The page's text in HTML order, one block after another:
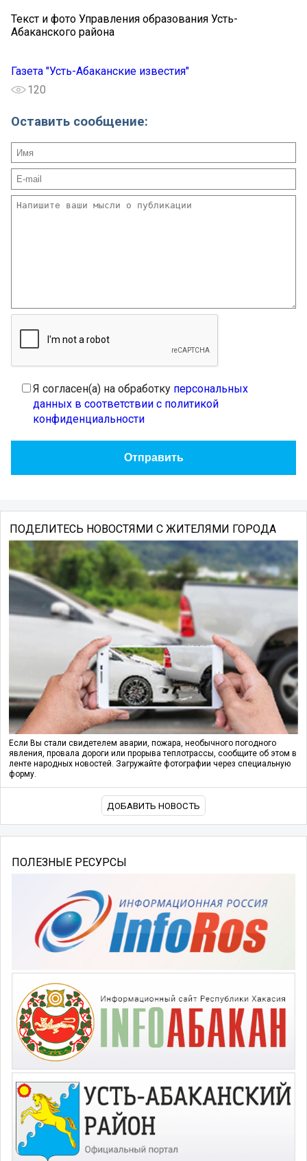
Текст и фото Управления образования Усть-
Абаканского района
Газета "Усть-Абаканские известия"
120
Оставить сообщение:
Я согласен(а) на обработку персональных
данных в соответствии с политикой
конфиденциальности
ПОДЕЛИТЕСЬ НОВОСТЯМИ С ЖИТЕЛЯМИ ГОРОДА
Если Вы стали свидетелем аварии, пожара, необычного погодного
явления, провала дороги или прорыва теплотрассы, сообщите об этом в
ленте народных новостей. Загружайте фотографии через специальную
форму.
ДОБАВИТЬ НОВОСТЬ
ПОЛЕЗНЫЕ РЕСУРСЫ